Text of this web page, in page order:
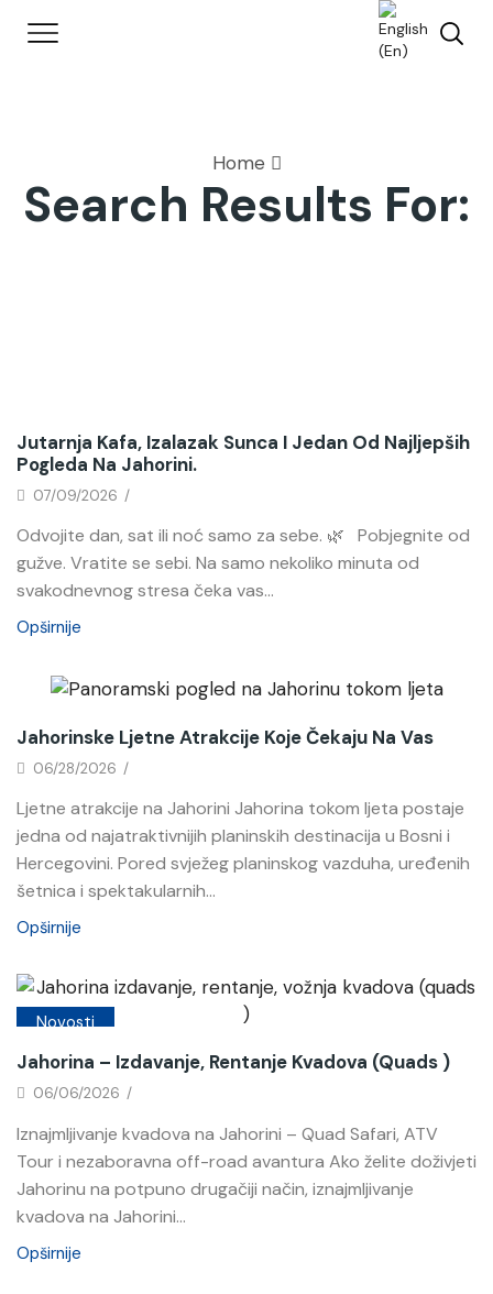
Home
Search Results For:
Jutarnja Kafa, Izalazak Sunca I Jedan Od Najljepših
Pogleda Na Jahorini.
07/09/2026 /
Odvojite dan, sat ili noć samo za sebe. 🌿 Pobjegnite od
gužve. Vratite se sebi. Na samo nekoliko minuta od
svakodnevnog stresa čeka vas...
Opširnije
Jahorinske Ljetne Atrakcije Koje Čekaju Na Vas
06/28/2026 /
Ljetne atrakcije na Jahorini Jahorina tokom ljeta postaje
jedna od najatraktivnijih planinskih destinacija u Bosni i
Hercegovini. Pored svježeg planinskog vazduha, uređenih
šetnica i spektakularnih...
Opširnije
Novosti
Jahorina – Izdavanje, Rentanje Kvadova (quads )
06/06/2026 /
Iznajmljivanje kvadova na Jahorini – Quad Safari, ATV
Tour i nezaboravna off-road avantura Ako želite doživjeti
Jahorinu na potpuno drugačiji način, iznajmljivanje
kvadova na Jahorini...
Opširnije